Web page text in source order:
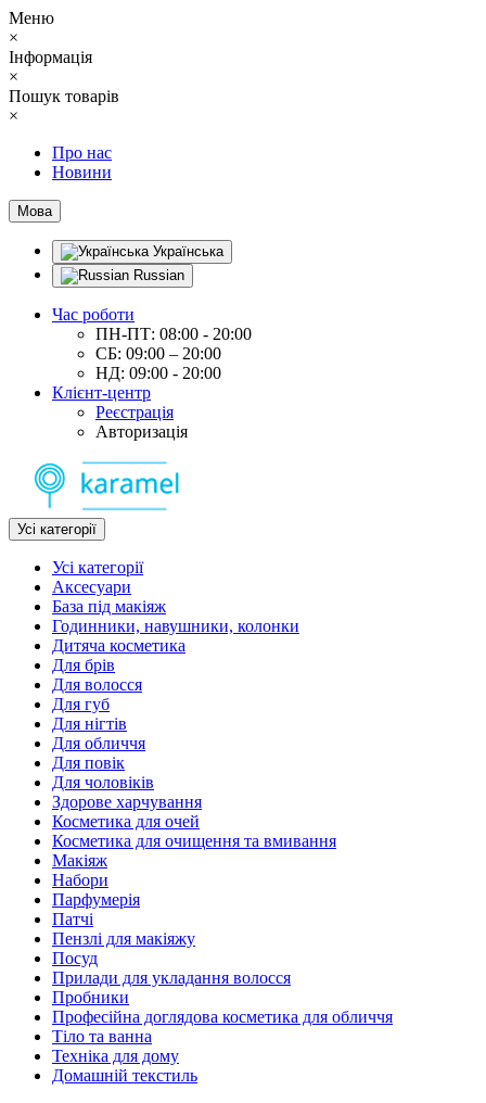
Меню
×
Інформація
×
Пошук товарів
×
Про нас
Новини
Мова
Українська
Russian
Час роботи
ПН-ПТ: 08:00 - 20:00
СБ: 09:00 – 20:00
НД: 09:00 - 20:00
Клієнт-центр
Реєстрація
Авторизація
Усі категорії
Усі категорії
Аксесуари
База під макіяж
Годинники, навушники, колонки
Дитяча косметика
Для брів
Для волосся
Для губ
Для нігтів
Для обличчя
Для повік
Для чоловіків
Здорове харчування
Косметика для очей
Косметика для очищення та вмивання
Макіяж
Набори
Парфумерія
Патчі
Пензлі для макіяжу
Посуд
Прилади для укладання волосся
Пробники
Професійна доглядова косметика для обличчя
Тіло та ванна
Техніка для дому
Домашній текстиль